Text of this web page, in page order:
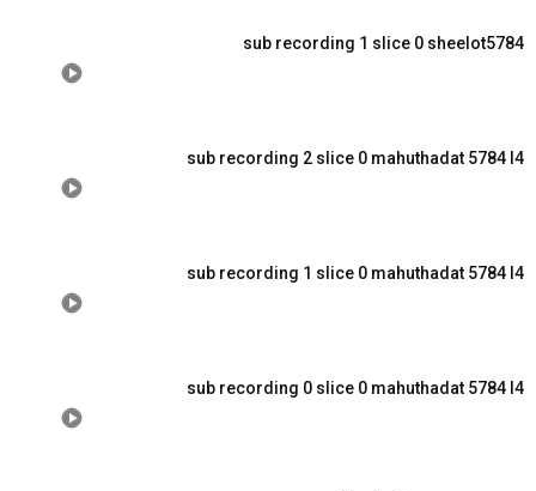
sub recording 1 slice 0 sheelot5784
sub recording 2 slice 0 mahuthadat 5784 l4
sub recording 1 slice 0 mahuthadat 5784 l4
sub recording 0 slice 0 mahuthadat 5784 l4